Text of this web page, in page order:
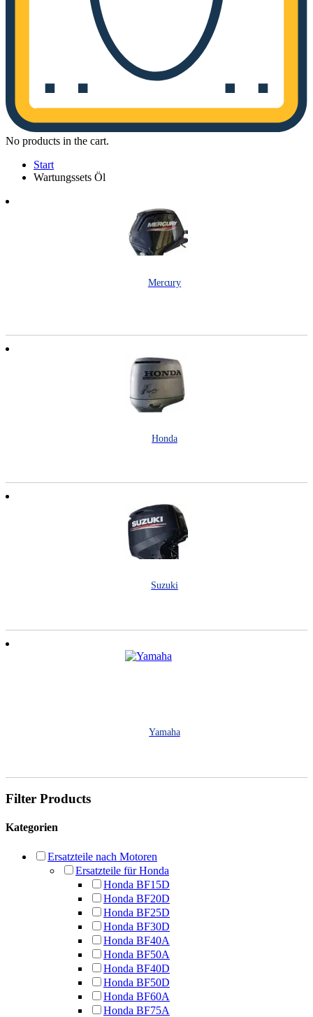
No products in the cart.
Start
Wartungssets Öl
Mercury
Honda
Suzuki
Yamaha
Filter Products
Kategorien
Ersatzteile nach Motoren
Ersatzteile für Honda
Honda BF15D
Honda BF20D
Honda BF25D
Honda BF30D
Honda BF40A
Honda BF50A
Honda BF40D
Honda BF50D
Honda BF60A
Honda BF75A